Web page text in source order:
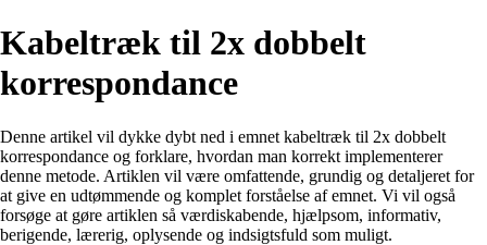
Kabeltræk til 2x dobbelt
korrespondance
Denne artikel vil dykke dybt ned i emnet kabeltræk til 2x dobbelt
korrespondance og forklare, hvordan man korrekt implementerer
denne metode. Artiklen vil være omfattende, grundig og detaljeret for
at give en udtømmende og komplet forståelse af emnet. Vi vil også
forsøge at gøre artiklen så værdiskabende, hjælpsom, informativ,
berigende, lærerig, oplysende og indsigtsfuld som muligt.